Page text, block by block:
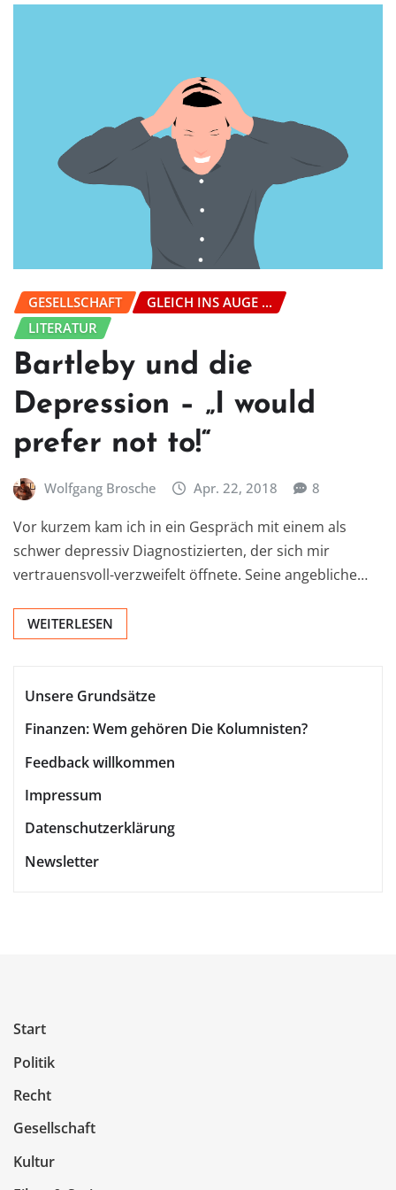
GESELLSCHAFT
GLEICH INS AUGE ...
LITERATUR
Bartleby und die
Depression – „I would
prefer not to!“
Wolfgang Brosche Apr. 22, 2018 8
Vor kurzem kam ich in ein Gespräch mit einem als
schwer depressiv Diagnostizierten, der sich mir
vertrauensvoll-verzweifelt öffnete. Seine angebliche…
WEITERLESEN
Unsere Grundsätze
Finanzen: Wem gehören Die Kolumnisten?
Feedback willkommen
Impressum
Datenschutzerklärung
Newsletter
Start
Politik
Recht
Gesellschaft
Kultur